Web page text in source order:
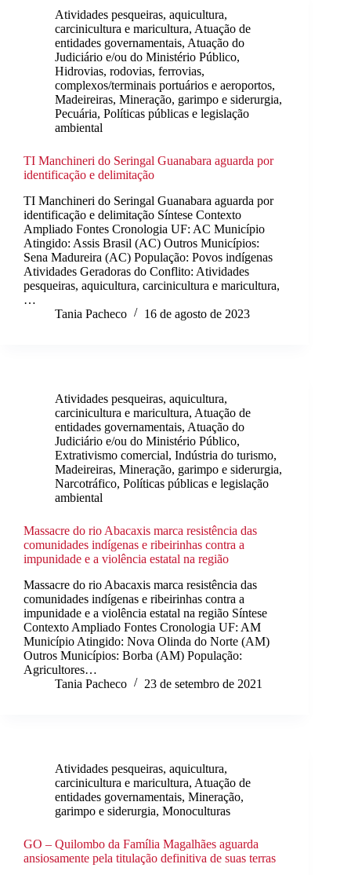
Atividades pesqueiras, aquicultura,
carcinicultura e maricultura, Atuação de
entidades governamentais, Atuação do
Judiciário e/ou do Ministério Público,
Hidrovias, rodovias, ferrovias,
complexos/terminais portuários e aeroportos,
Madeireiras, Mineração, garimpo e siderurgia,
Pecuária, Políticas públicas e legislação
ambiental
TI Manchineri do Seringal Guanabara aguarda por
identificação e delimitação
TI Manchineri do Seringal Guanabara aguarda por
identificação e delimitação Síntese Contexto
Ampliado Fontes Cronologia UF: AC Município
Atingido: Assis Brasil (AC) Outros Municípios:
Sena Madureira (AC) População: Povos indígenas
Atividades Geradoras do Conflito: Atividades
pesqueiras, aquicultura, carcinicultura e maricultura,
…
Tania Pacheco
16 de agosto de 2023
Atividades pesqueiras, aquicultura,
carcinicultura e maricultura, Atuação de
entidades governamentais, Atuação do
Judiciário e/ou do Ministério Público,
Extrativismo comercial, Indústria do turismo,
Madeireiras, Mineração, garimpo e siderurgia,
Narcotráfico, Políticas públicas e legislação
ambiental
Massacre do rio Abacaxis marca resistência das
comunidades indígenas e ribeirinhas contra a
impunidade e a violência estatal na região
Massacre do rio Abacaxis marca resistência das
comunidades indígenas e ribeirinhas contra a
impunidade e a violência estatal na região Síntese
Contexto Ampliado Fontes Cronologia UF: AM
Município Atingido: Nova Olinda do Norte (AM)
Outros Municípios: Borba (AM) População:
Agricultores…
Tania Pacheco
23 de setembro de 2021
Atividades pesqueiras, aquicultura,
carcinicultura e maricultura, Atuação de
entidades governamentais, Mineração,
garimpo e siderurgia, Monoculturas
GO – Quilombo da Família Magalhães aguarda
ansiosamente pela titulação definitiva de suas terras